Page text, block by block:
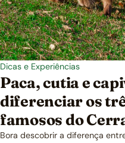
Dicas e Experiências
Paca, cutia e
diferenciar os
famosos do
Bora descobrir a diferença